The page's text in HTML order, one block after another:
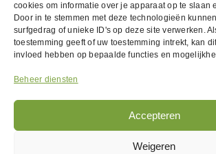
cookies om informatie over je apparaat op te slaan
Door in te stemmen met deze technologieën
surfgedrag of unieke ID's op deze site verwerken.
toestemming geeft of uw toestemming intrekt, kan
invloed hebben op bepaalde functies en
Beheer diensten
Accepteren
Weigeren
Dinsdag:09:30 t/m 17:00
Woensdag:09:30 t/m 17:00
Donderdag:09:30 t/m 17:00
Vrijdag:09:30 t/m 17:00
Zondag: gesloten
Volg ons